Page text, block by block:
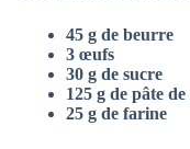
45 g de beurre
3 œufs
30 g de sucre
125 g de pâte de
25 g de farine